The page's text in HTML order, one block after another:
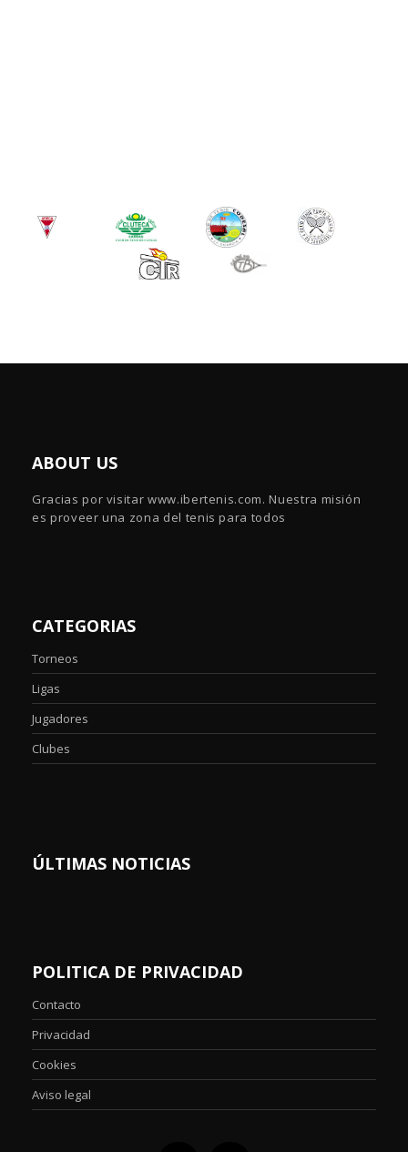
ABOUT US
Gracias por visitar www.ibertenis.com. Nuestra misión
es proveer una zona del tenis para todos
CATEGORIAS
Torneos
Ligas
Jugadores
Clubes
ÚLTIMAS NOTICIAS
POLITICA DE PRIVACIDAD
Contacto
Privacidad
Cookies
Aviso legal